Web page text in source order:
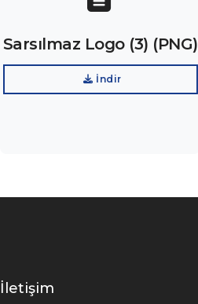
Sarsılmaz Logo (3) (PNG)
İndir
İletişim